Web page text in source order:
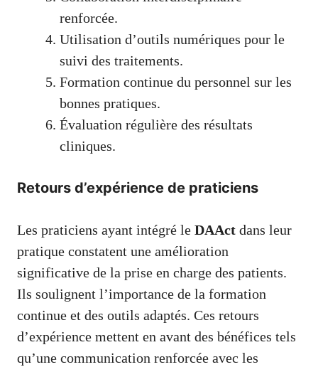
renforcée.
Utilisation d’outils numériques pour le
suivi des traitements.
Formation continue du personnel sur les
bonnes pratiques.
Évaluation régulière des résultats
cliniques.
Retours d’expérience de praticiens
Les praticiens ayant intégré le DAAct dans leur
pratique constatent une amélioration
significative de la prise en charge des patients.
Ils soulignent l’importance de la formation
continue et des outils adaptés. Ces retours
d’expérience mettent en avant des bénéfices tels
qu’une communication renforcée avec les